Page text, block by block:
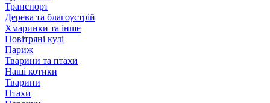
Транспорт
Дерева та благоустрій
Хмаринки та інше
Повітряні кулі
Париж
Тварини та птахи
Наші котики
Тварини
Птахи